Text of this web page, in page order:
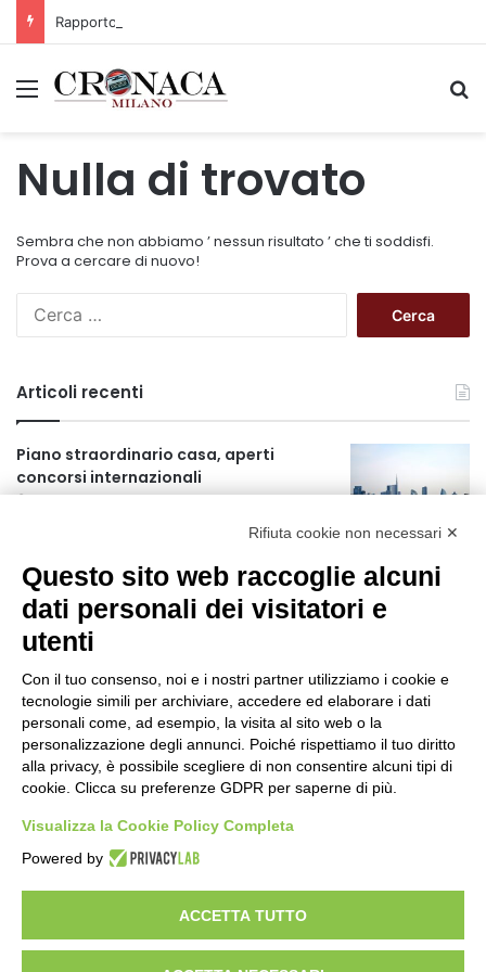
Rapporto OsMed 2025 sull’uso dei farmaci in Italia
Menu
Nulla di trovato
Sembra che non abbiamo ’ nessun risultato ’ che ti soddisfi.
Prova a cercare di nuovo!
c
a
e
:
Articoli recenti
Piano straordinario casa, aperti
concorsi internazionali
farmaci in Italia
6 ore fa
Un nuovo modello di IA stima il volume
dei ghiacciai del pianeta
7 ore fa
Manutenzione strade, nel biennio
2026-27 investiti 56 milioni
1 giorno fa
Il codice segreto dei neuroni: la
memoria della nascita che costruisce il
cervello
Rifiuta cookie non necessari ✕
Questo sito web raccoglie alcuni
dati personali dei visitatori e
utenti
Con il tuo consenso, noi e i nostri partner utilizziamo i cookie e
tecnologie simili per archiviare, accedere ed elaborare i dati
personali come, ad esempio, la visita al sito web o la
personalizzazione degli annunci. Poiché rispettiamo il tuo diritto
alla privacy, è possibile scegliere di non consentire alcuni tipi di
cookie. Clicca su preferenze GDPR per saperne di più.
Visualizza la Cookie Policy Completa
Powered by
ACCETTA TUTTO